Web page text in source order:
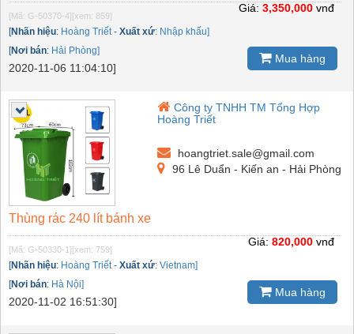
[Mã: G-50370-4][xem: 859]
[Nhãn hiệu: Hoàng Triết - Xuất xứ: Nhập khấu]
[Nơi bán: Hải Phòng]
2020-11-06 11:04:10]
Giá: 3,350,000 vnđ
Mua hàng
Công ty TNHH TM Tổng Hợp
Hoàng Triết
hoangtriet.sale@gmail.com
96 Lê Duẩn - Kiến an - Hải Phòng
Thùng rác 240 lít bánh xe
[Mã: G-50330-1][xem: 759]
[Nhãn hiệu: Hoàng Triết - Xuất xứ: Vietnam]
[Nơi bán: Hà Nội]
2020-11-02 16:51:30]
Giá: 820,000 vnđ
Mua hàng